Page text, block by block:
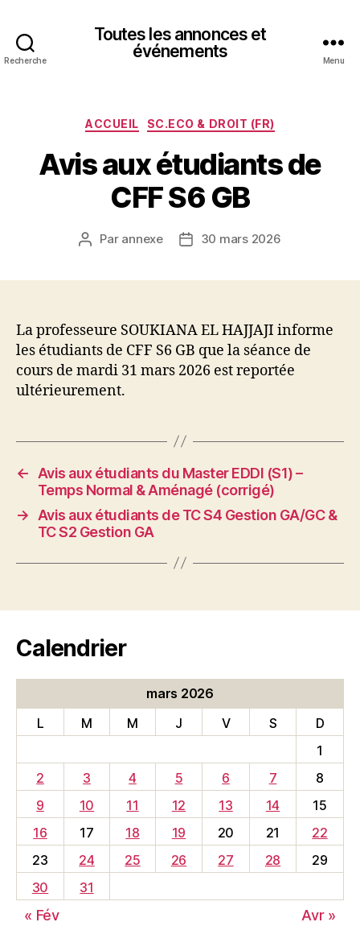
Recherche
Toutes les annonces et
événements
Menu
Catégories
ACCUEIL SC.ECO & DROIT (FR)
Avis aux étudiants de
CFF S6 GB
Auteur
Par annexe
Date30 mars 2026
La professeure SOUKIANA EL HAJJAJI informe
les étudiants de CFF S6 GB que la séance de
cours de mardi 31 mars 2026 est reportée
ultérieurement.
←
Avis aux étudiants du Master EDDI (S1) –
Temps Normal & Aménagé (corrigé)
→
Avis aux étudiants de TC S4 Gestion GA/GC &
TC S2 Gestion GA
Calendrier
mars 2026
L
M M J V S
D
1
2
3 4 5 6 7
8
9
10 11 12 13 14
15
16
17 18 19 20 21
22
23
24 25 26 27 28
29
30
31
« Fév Avr »